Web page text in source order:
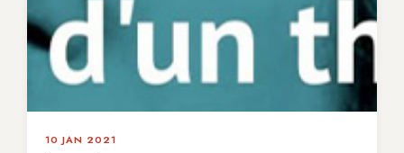
10 JAN 2021